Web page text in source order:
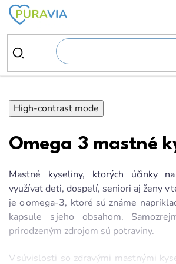
Prejsť
obsah
High-contrast mode
Omega 3 mastné
Mastné kyseliny, ktorých účinky
využívať deti, dospelí, seniori aj ženy v
je o omega-3, ktoré sú známe
kapsule s jeho obsahom.
prirodzeným zdrojom sú potraviny.
V súvislosti so zdravými mastnými